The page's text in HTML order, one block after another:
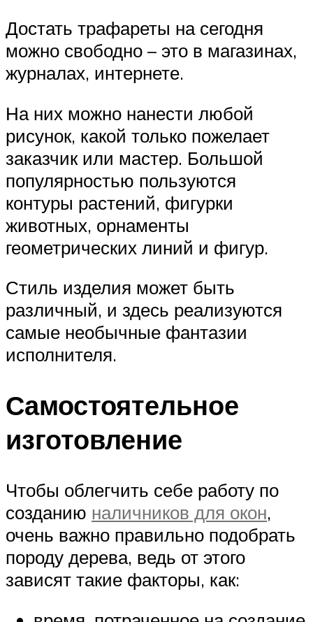
Достать трафареты на сегодня
можно свободно – это в магазинах,
журналах, интернете.
На них можно нанести любой
рисунок, какой только пожелает
заказчик или мастер. Большой
популярностью пользуются
контуры растений, фигурки
животных, орнаменты
геометрических линий и фигур.
Стиль изделия может быть
различный, и здесь реализуются
самые необычные фантазии
исполнителя.
Самостоятельное
изготовление
Чтобы облегчить себе работу по
созданию наличников для окон,
очень важно правильно подобрать
породу дерева, ведь от этого
зависят такие факторы, как: